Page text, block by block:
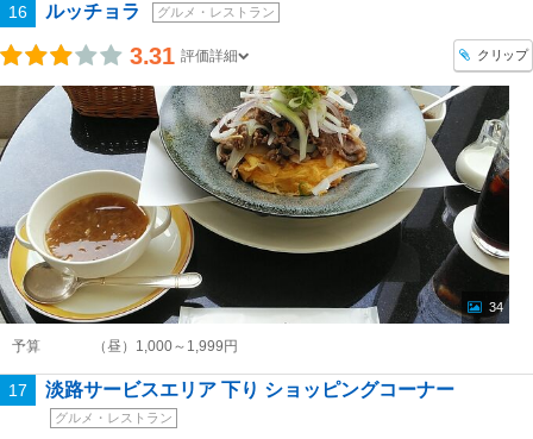
16 ルッチョラ グルメ・レストラン
3.31 評価詳細 クリップ
34
予算 （昼）1,000～1,999円
17 淡路サービスエリア 下り ショッピングコーナー
グルメ・レストラン